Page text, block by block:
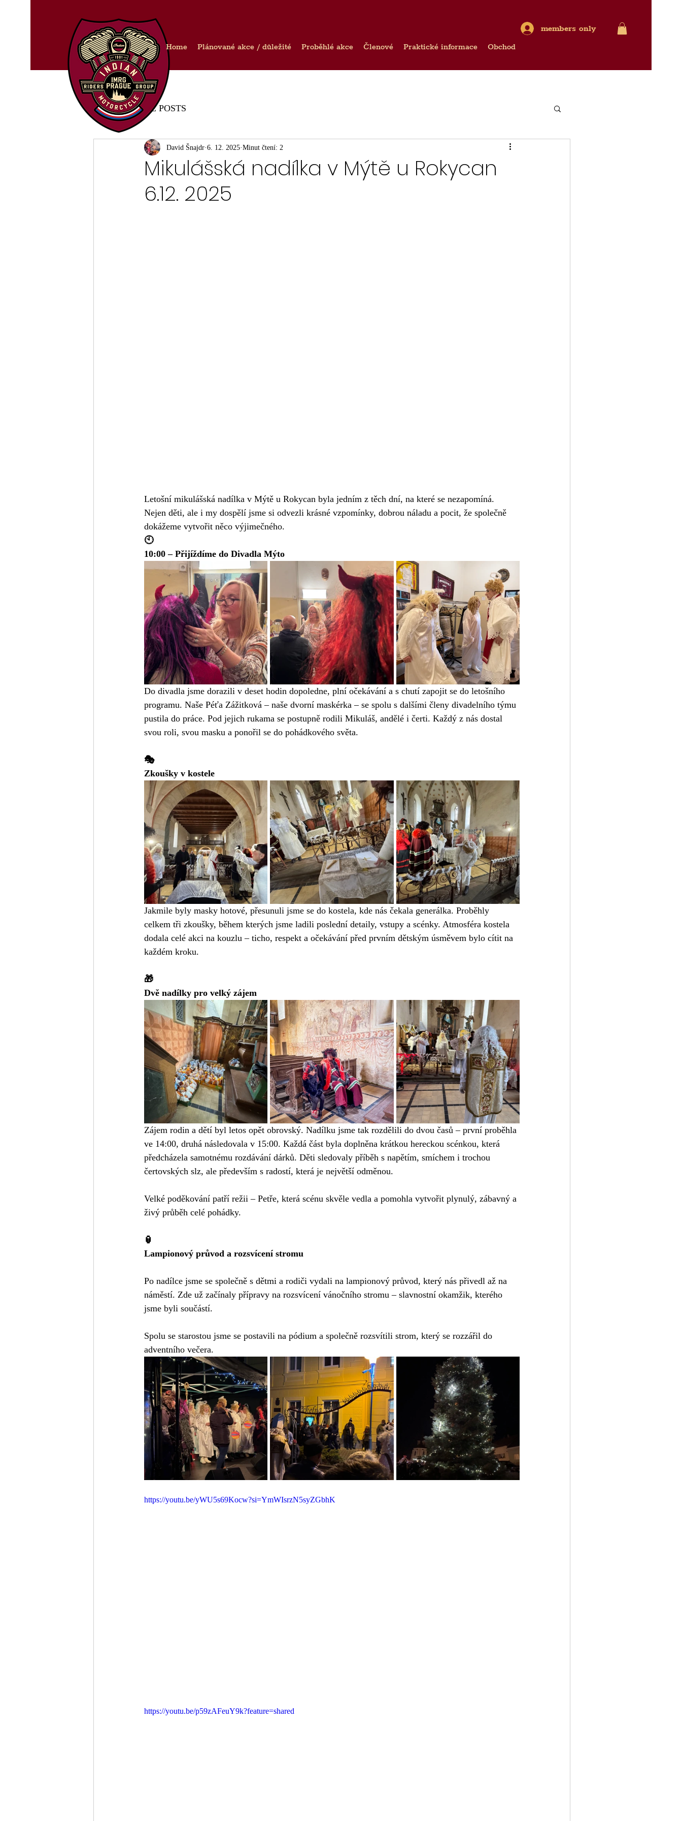
members only
Home Plánované akce / důležité Proběhlé akce Členové Praktické informace Obchod
IMRG PRAGUE POSTS
Mikulášská nadílka v Mýtě u Rokycan
6.12. 2025
David Šnajdr 6. 12. 2025 Minut čtení: 2
Letošní mikulášská nadílka v Mýtě u Rokycan byla jedním z těch dní, na které se nezapomíná.
Nejen děti, ale i my dospělí jsme si odvezli krásné vzpomínky, dobrou náladu a pocit, že společně
dokážeme vytvořit něco výjimečného.
🕙
10:00 – Přijíždíme do Divadla Mýto
Do divadla jsme dorazili v deset hodin dopoledne, plní očekávání a s chutí zapojit se do letošního
programu. Naše Péťa Zážitková – naše dvorní maskérka – se spolu s dalšími členy divadelního týmu
pustila do práce. Pod jejich rukama se postupně rodili Mikuláš, andělé i čerti. Každý z nás dostal
svou roli, svou masku a ponořil se do pohádkového světa.
🎭
Zkoušky v kostele
Jakmile byly masky hotové, přesunuli jsme se do kostela, kde nás čekala generálka. Proběhly
celkem tři zkoušky, během kterých jsme ladili poslední detaily, vstupy a scénky. Atmosféra kostela
dodala celé akci na kouzlu – ticho, respekt a očekávání před prvním dětským úsměvem bylo cítit na
každém kroku.
🎁
Dvě nadílky pro velký zájem
Zájem rodin a dětí byl letos opět obrovský. Nadílku jsme tak rozdělili do dvou časů – první proběhla
ve 14:00, druhá následovala v 15:00. Každá část byla doplněna krátkou hereckou scénkou, která
předcházela samotnému rozdávání dárků. Děti sledovaly příběh s napětím, smíchem i trochou
čertovských slz, ale především s radostí, která je největší odměnou.
Velké poděkování patří režii – Petře, která scénu skvěle vedla a pomohla vytvořit plynulý, zábavný a
živý průběh celé pohádky.
🏮
Lampionový průvod a rozsvícení stromu
Po nadílce jsme se společně s dětmi a rodiči vydali na lampionový průvod, který nás přivedl až na
náměstí. Zde už začínaly přípravy na rozsvícení vánočního stromu – slavnostní okamžik, kterého
jsme byli součástí.
Spolu se starostou jsme se postavili na pódium a společně rozsvítili strom, který se rozzářil do
adventního večera.
https://youtu.be/yWU5s69Kocw?si=YmWIsrzN5syZGbhK
https://youtu.be/p59zAFeuY9k?feature=shared